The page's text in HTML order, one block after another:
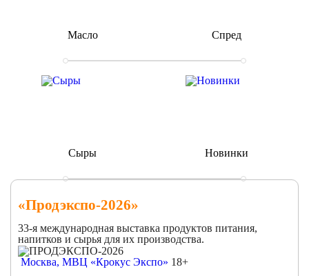
Масло Спред
Сыры Новинки
«Продэкспо-2026»
33-я международная выставка продуктов питания,
напитков и сырья для их производства.
Москва, МВЦ «Крокус Экспо» 18+